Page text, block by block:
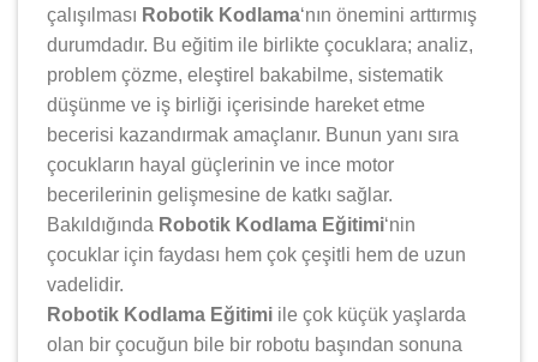
çalışılması Robotik Kodlama‘nın önemini arttırmış
durumdadır. Bu eğitim ile birlikte çocuklara; analiz,
problem çözme, eleştirel bakabilme, sistematik
düşünme ve iş birliği içerisinde hareket etme
becerisi kazandırmak amaçlanır. Bunun yanı sıra
çocukların hayal güçlerinin ve ince motor
becerilerinin gelişmesine de katkı sağlar.
Bakıldığında Robotik Kodlama Eğitimi‘nin
çocuklar için faydası hem çok çeşitli hem de uzun
vadelidir.
Robotik Kodlama Eğitimi ile çok küçük yaşlarda
olan bir çocuğun bile bir robotu başından sonuna